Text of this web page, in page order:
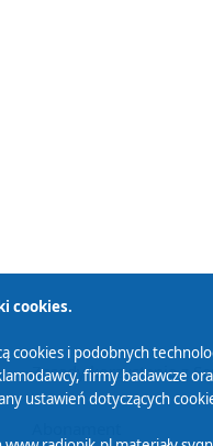
Zasady korzystania z
cookies.
cookies i podobnych
firmy badawcze
ustawień dotyczących